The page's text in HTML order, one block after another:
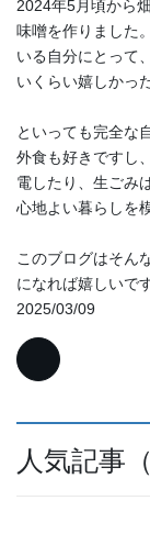
2024年5月頃から
味噌を作りました
いる自分にとって
いくらい嬉しかっ
といっても完全な
外食も好きですし
電したり、生ごみ
心地よい暮らしを
このブログはそん
になれば嬉しいです
2025/03/09
人気記事